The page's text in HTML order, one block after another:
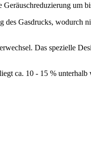
um
Gasdrucks, wodurch
Das spezielle
ca. 10 - 15 %